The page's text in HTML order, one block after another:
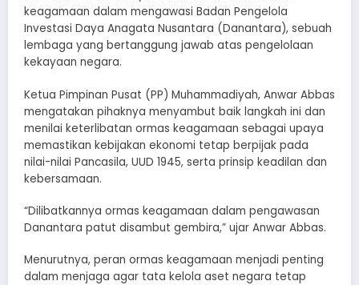
keagamaan dalam mengawasi Badan Pengelola
Investasi Daya Anagata Nusantara (Danantara), sebuah
lembaga yang bertanggung jawab atas pengelolaan
kekayaan negara.
Ketua Pimpinan Pusat (PP) Muhammadiyah, Anwar Abbas
mengatakan pihaknya menyambut baik langkah ini dan
menilai keterlibatan ormas keagamaan sebagai upaya
memastikan kebijakan ekonomi tetap berpijak pada
nilai-nilai Pancasila, UUD 1945, serta prinsip keadilan dan
kebersamaan.
“Dilibatkannya ormas keagamaan dalam pengawasan
Danantara patut disambut gembira,” ujar Anwar Abbas.
Menurutnya, peran ormas keagamaan menjadi penting
dalam menjaga agar tata kelola aset negara tetap